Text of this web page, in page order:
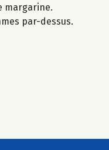
margarine.
par-dessus.